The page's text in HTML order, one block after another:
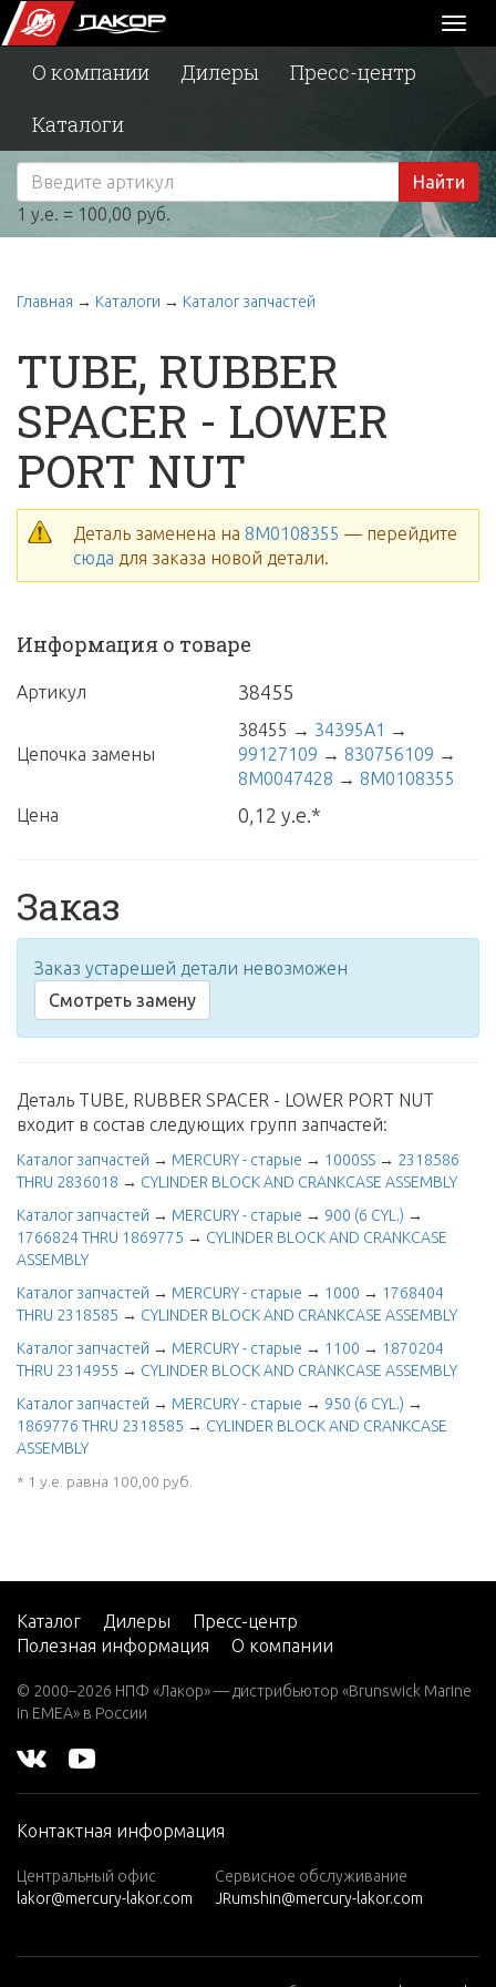
О компании Дилеры
Пресс-центр
Каталоги
Найти
1 у.е. = 100,00 руб.
Главная → Каталоги → Каталог запчастей
TUBE, RUBBER
SPACER - LOWER
PORT NUT
Деталь заменена на 8M0108355 — перейдите
сюда для заказа новой детали.
Информация о товаре
Артикул 38455
Цепочка замены
38455 → 34395A1 →
99127109 → 830756109 →
8M0047428 → 8M0108355
Цена
0,12 у.е.*
Заказ
Заказ устарешей детали невозможен
Смотреть замену
Деталь TUBE, RUBBER SPACER - LOWER PORT NUT
входит в состав следующих групп запчастей:
Каталог запчастей → MERCURY - старые → 1000SS → 2318586
THRU 2836018 → CYLINDER BLOCK AND CRANKCASE ASSEMBLY
Каталог запчастей → MERCURY - старые → 900 (6 CYL.) →
1766824 THRU 1869775 → CYLINDER BLOCK AND CRANKCASE
ASSEMBLY
Каталог запчастей → MERCURY - старые → 1000 → 1768404
THRU 2318585 → CYLINDER BLOCK AND CRANKCASE ASSEMBLY
Каталог запчастей → MERCURY - старые → 1100 → 1870204
THRU 2314955 → CYLINDER BLOCK AND CRANKCASE ASSEMBLY
Каталог запчастей → MERCURY - старые → 950 (6 CYL.) →
1869776 THRU 2318585 → CYLINDER BLOCK AND CRANKCASE
ASSEMBLY
* 1 у.е. равна 100,00 руб.
Каталог Дилеры
Пресс-центр
Полезная информация
О компании
© 2000–2026 НПФ «Лакор» — дистрибьютор «Brunswick Marine
in EMEA» в России
Контактная информация
Центральный офис
lakor@mercury-lakor.com
Сервисное обслуживание
JRumshin@mercury-lakor.com